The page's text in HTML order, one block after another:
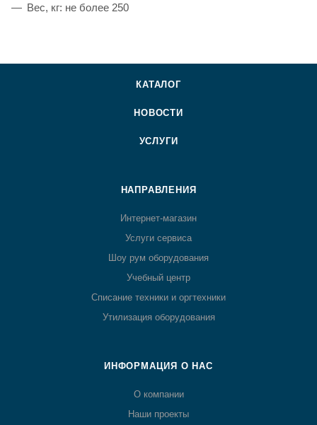
Вес, кг: не более 250
КАТАЛОГ
НОВОСТИ
УСЛУГИ
НАПРАВЛЕНИЯ
Интернет-магазин
Услуги сервиса
Шоу рум оборудования
Учебный центр
Списание техники и оргтехники
Утилизация оборудования
ИНФОРМАЦИЯ О НАС
О компании
Наши проекты